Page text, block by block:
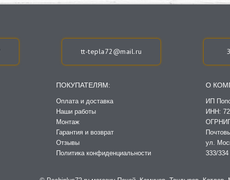
ИП
ИНН:
ул.
333/334
tt-tepla72@mail.ru
ПОКУПАТЕЛЯМ: О
Оплата и доставка
Наши работы
Монтаж
Гарантия и возврат
Отзывы
Политика конфиденциальности